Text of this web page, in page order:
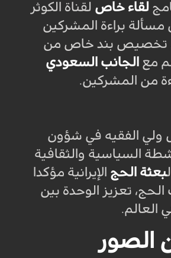
لقاء خاص لقناة الكوثر
مسألة براءة المشركين
تخصيص بند خاص من
مع الجانب السعودي
من المشركين.
ولي الفقيه في شؤون
السياسية والثقافية
بعثة الحج الإيرانية مؤكدا
الحج، تعزيز الوحدة بين
العالم.
الصور